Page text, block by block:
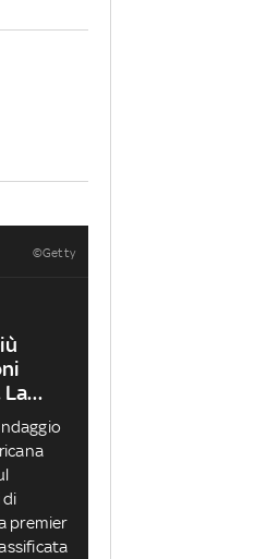
©Getty
La
di
premier